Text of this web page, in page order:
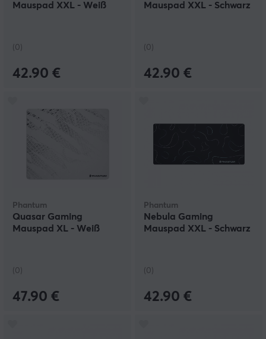
Mauspad XXL - Weiß
(0)
42.90 €
Mauspad XXL - Schwarz
(0)
42.90 €
Phantum
Quasar Gaming
Mauspad XL - Weiß
(0)
47.90 €
Phantum
Nebula Gaming
Mauspad XXL - Schwarz
(0)
42.90 €